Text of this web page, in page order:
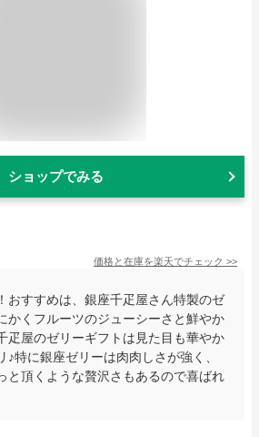
ショップでみる
価格と在庫を楽天でチェック >>
おすすめは、銀座千疋屋さん特製のゼ
かくフルーツのジューシーさと鮮やか
疋屋のゼリーギフトは見た目も華やか
♪特に銀座ゼリーは肉肉しさが強く、
と頂くような贅沢さもあるので喜ばれ